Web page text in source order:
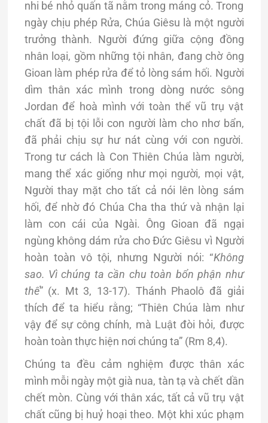
nhi bé nhỏ quấn tã nằm trong máng cỏ. Trong
ngày chịu phép Rửa, Chúa Giêsu là một người
trưởng thành. Người đứng giữa cộng đồng
nhân loại, gồm những tội nhân, đang chờ ông
Gioan làm phép rửa để tỏ lòng sám hối. Người
dìm thân xác mình trong dòng nước sông
Jordan để hoà mình với toàn thể vũ trụ vật
chất đã bị tội lỗi con người làm cho nhơ bẩn,
đã phải chịu sự hư nát cùng với con người.
Trong tư cách là Con Thiên Chúa làm người,
mang thể xác giống như mọi người, mọi vật,
Người thay mặt cho tất cả nói lên lòng sám
hối, để nhờ đó Chúa Cha tha thứ và nhận lại
làm con cái của Ngài. Ông Gioan đã ngại
ngùng không dám rửa cho Đức Giêsu vì Người
hoàn toàn vô tội, nhưng Người nói: “Không
sao. Vì chúng ta cần chu toàn bổn phận như
thế” (x. Mt 3, 13-17). Thánh Phaolô đã giải
thích để ta hiểu rằng; “Thiên Chúa làm như
vậy để sự công chính, mà Luật đòi hỏi, được
hoàn toàn thực hiện nơi chúng ta” (Rm 8,4).
Chúng ta đều cảm nghiệm được thân xác
mình mỗi ngày một già nua, tàn tạ và chết dần
chết mòn. Cùng với thân xác, tất cả vũ trụ vật
chất cũng bị huỷ hoại theo. Một khi xúc phạm